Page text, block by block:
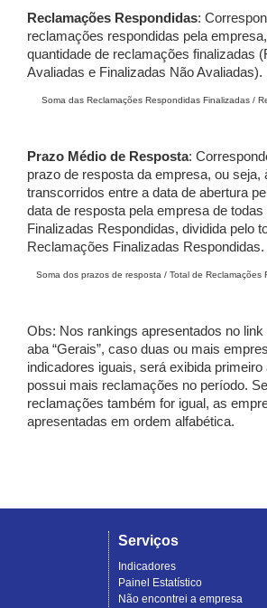
Reclamações Respondidas:
reclamações respondidas pela
quantidade de reclamações finalizadas
Avaliadas e Finalizadas Não Avaliadas).
Soma das Reclamações Respondidas Finalizadas /
Prazo Médio de Resposta:
prazo de resposta da empresa, ou seja,
transcorridos entre a data de abertura
data de resposta pela empresa de
Finalizadas Respondidas, dividida pelo
Reclamações Finalizadas Respondidas.
Soma dos prazos de resposta / Total de Reclamações
Obs: Nos rankings apresentados no link
aba “Gerais”, caso duas ou mais
indicadores iguais, será exibida
possui mais reclamações no período.
reclamações também for igual, as
apresentadas em ordem alfabética.
Serviços
Indicadores
Painel Estatístico
Não encontrei a empresa